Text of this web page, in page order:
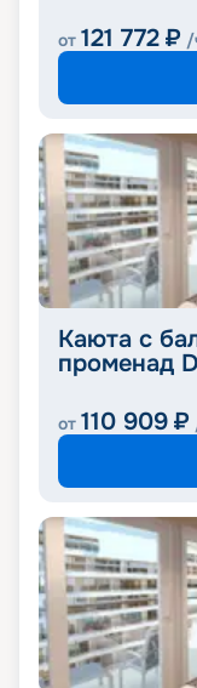
от 121 772 ₽ /
Каюта с
променад
от 110 909 ₽